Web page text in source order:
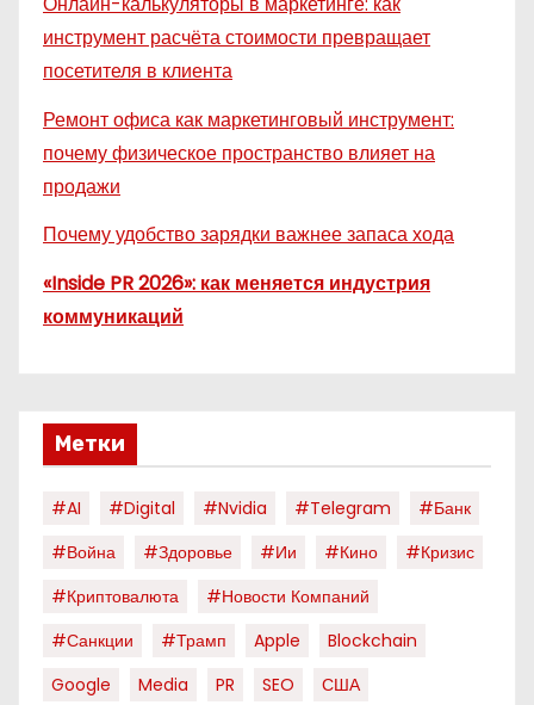
инструмент расчёта стоимости превращает
посетителя в клиента
Ремонт офиса как маркетинговый инструмент:
почему физическое пространство влияет на
продажи
Почему удобство зарядки важнее запаса хода
«Inside PR 2026»: как меняется индустрия
коммуникаций
Метки
#AI #digital #nvidia #telegram
#банк
#война
#здоровье #ии #кино
#кризис
#криптовалюта
#новости Компаний
#санкции
#трамп Apple
Blockchain
Google
Media PR SEO
США